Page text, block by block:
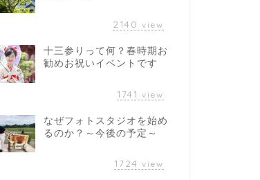
2140 view
十三参りって何？春時期お
勧めお祝いイベントです
1741 view
なぜフォトスタジオを始め
るのか？～今後の予定～
1724 view